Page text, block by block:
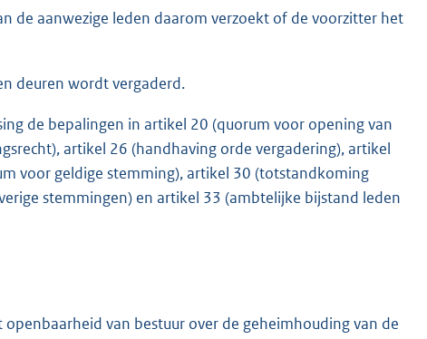
de aanwezige leden daarom verzoekt of de voorzitter het
deuren wordt vergaderd.
de bepalingen in artikel 20 (quorum voor opening van
artikel 26 (handhaving orde vergadering), artikel
voor geldige stemming), artikel 30 (totstandkoming
stemmingen) en artikel 33 (ambtelijke bijstand leden
van bestuur over de geheimhouding van de